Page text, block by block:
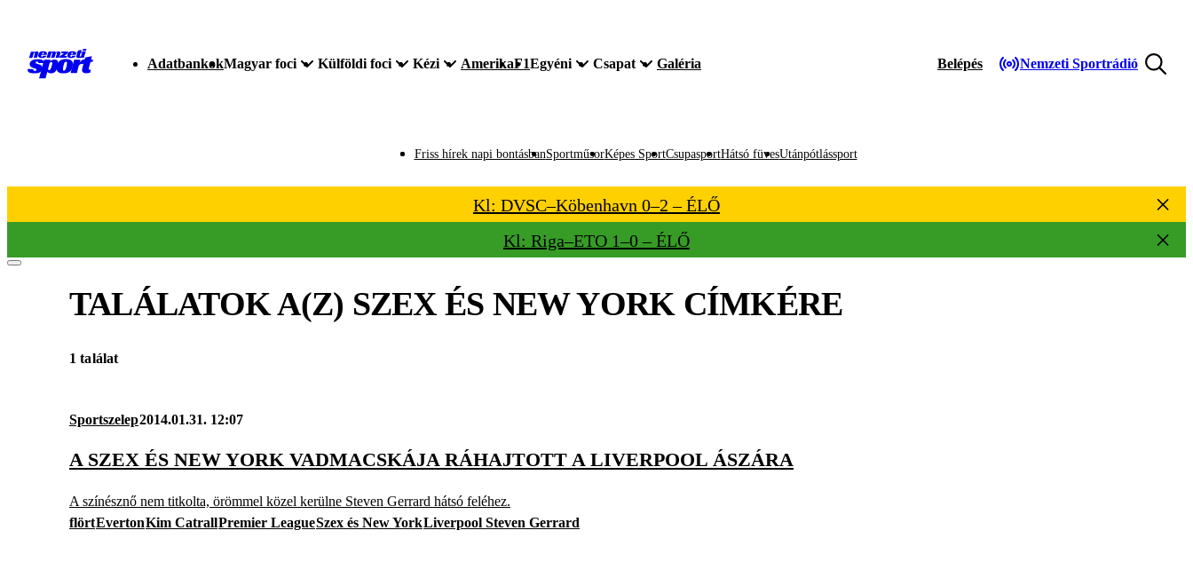
AdatbankokMagyar foci Külföldi foci Kézi AmerikaF1Egyéni Csapat Galéria Belépés Nemzeti Sportrádió
Friss hírek napi bontásbanSportműsorKépes SportCsupasportHátsó füvesUtánpótlássport
Kl: DVSC–Köbenhavn 0–2 – ÉLŐ
Kl: Riga–ETO 1–0 – ÉLŐ
TALÁLATOK A(Z) SZEX ÉS NEW YORKCÍMKÉRE
1 találat
Sportszelep2014.01.31. 12:07
A SZEX ÉS NEW YORK VADMACSKÁJA RÁHAJTOTT A LIVERPOOL ÁSZÁRA
A színésznő nem titkolta, örömmel közel kerülne Steven Gerrard hátsó feléhez.
flörtEvertonKim CatrallPremier LeagueSzex és New YorkLiverpool Steven Gerrard